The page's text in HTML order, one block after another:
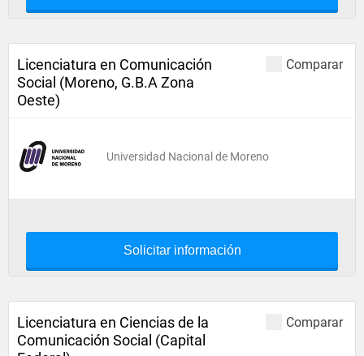
Comparar
Licenciatura en Comunicación
Social (Moreno, G.B.A Zona
Oeste)
Universidad Nacional de Moreno
Solicitar información
Comparar
Licenciatura en Ciencias de la
Comunicación Social (Capital